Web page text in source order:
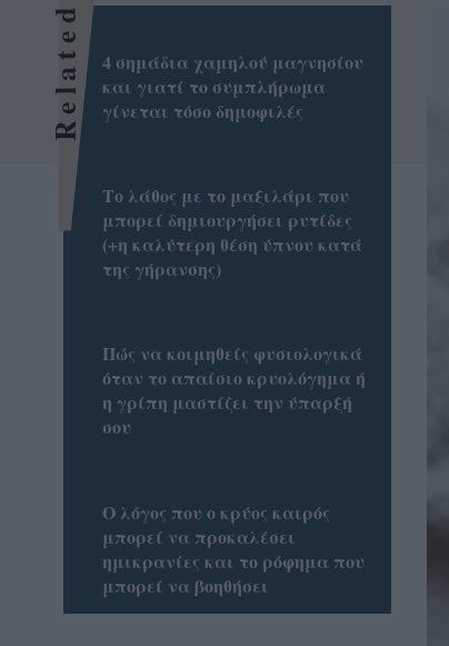
Related
4 σημάδια χαμηλού μαγνησίου
και γιατί το συμπλήρωμα
γίνεται τόσο δημοφιλές
Το λάθος με το μαξιλάρι που
μπορεί δημιουργήσει ρυτίδες
(+η καλύτερη θέση ύπνου κατά
της γήρανσης)
Πώς να κοιμηθείς φυσιολογικά
όταν το απαίσιο κρυολόγημα ή
η γρίπη μαστίζει την ύπαρξή
σου
Ο λόγος που ο κρύος καιρός
μπορεί να προκαλέσει
ημικρανίες και το ρόφημα που
μπορεί να βοηθήσει